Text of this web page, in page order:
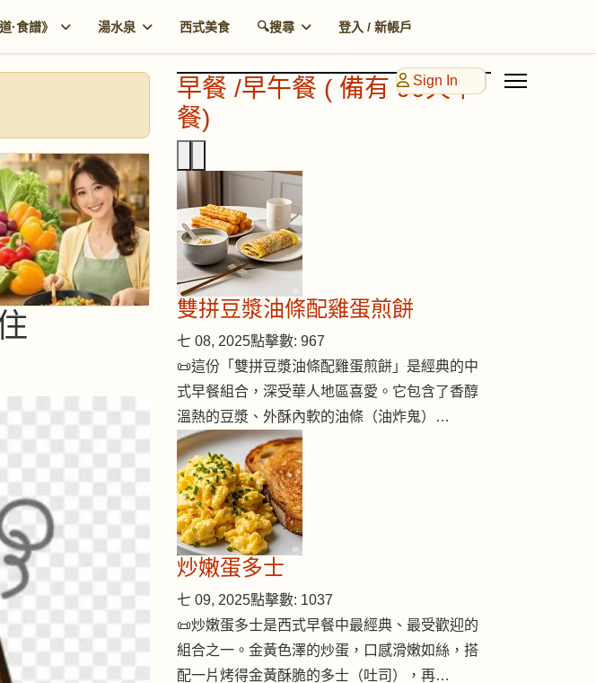
·食譜》 湯水泉 西式美食 🔍搜尋 登入 / 新帳戶
Sign In
早餐 /早午餐 ( 備有 90天早
餐)
雙拼豆漿油條配雞蛋煎餅
七 08, 2025點擊數: 967
📜這份「雙拼豆漿油條配雞蛋煎餅」是經典的中
式早餐組合，深受華人地區喜愛。它包含了香醇
溫熱的豆漿、外酥內軟的油條（油炸鬼）…
炒嫩蛋多士
七 09, 2025點擊數: 1037
📜炒嫩蛋多士是西式早餐中最經典、最受歡迎的
組合之一。金黃色澤的炒蛋，口感滑嫩如絲，搭
配一片烤得金黃酥脆的多士（吐司），再…